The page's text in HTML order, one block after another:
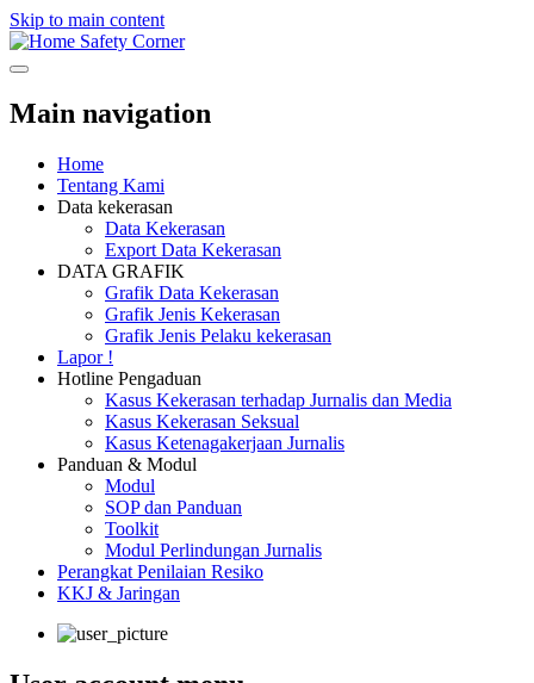
Skip to main content
Safety Corner
Main navigation
Home
Tentang Kami
Data kekerasan
Data Kekerasan
Export Data Kekerasan
DATA GRAFIK
Grafik Data Kekerasan
Grafik Jenis Kekerasan
Grafik Jenis Pelaku kekerasan
Lapor !
Hotline Pengaduan
Kasus Kekerasan terhadap Jurnalis dan Media
Kasus Kekerasan Seksual
Kasus Ketenagakerjaan Jurnalis
Panduan & Modul
Modul
SOP dan Panduan
Toolkit
Modul Perlindungan Jurnalis
Perangkat Penilaian Resiko
KKJ & Jaringan